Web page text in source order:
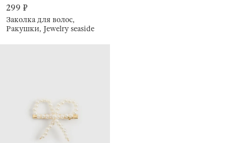
299 ₽
Заколка для волос,
Ракушки, Jewelry seaside